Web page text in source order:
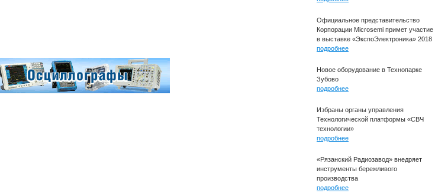
Официальное представительство
Корпорации Microsemi примет участие
в выставке «ЭкспоЭлектроника» 2018
подробнее
Новое оборудование в Технопарке
Зубово
подробнее
Избраны органы управления
Технологической платформы «СВЧ
технологии»
подробнее
«Рязанский Радиозавод» внедряет
инструменты бережливого
производства
подробнее